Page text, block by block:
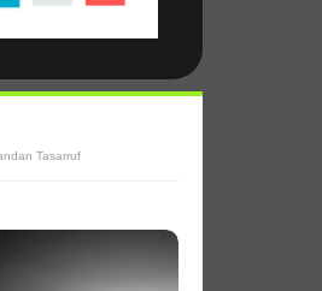
Tasarruf